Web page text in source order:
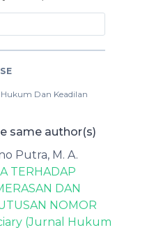
Dan Keadilan
same author(s)
Putra, M. A.
TERHADAP
DAN
NOMOR
(Jurnal Hukum